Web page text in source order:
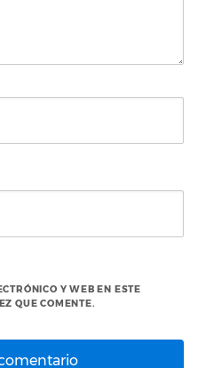
Y WEB EN ESTE
QUE COMENTE.